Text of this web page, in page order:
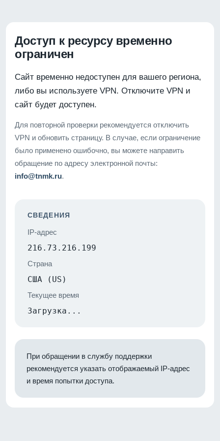
Доступ к ресурсу временно
ограничен
Сайт временно недоступен для вашего региона,
либо вы используете VPN. Отключите VPN и
сайт будет доступен.
Для повторной проверки рекомендуется отключить
VPN и обновить страницу. В случае, если ограничение
было применено ошибочно, вы можете направить
обращение по адресу электронной почты:
info@tnmk.ru.
СВЕДЕНИЯ
IP-адрес
216.73.216.199
Страна
США (US)
Текущее время
Загрузка...
При обращении в службу поддержки
рекомендуется указать отображаемый IP-адрес
и время попытки доступа.